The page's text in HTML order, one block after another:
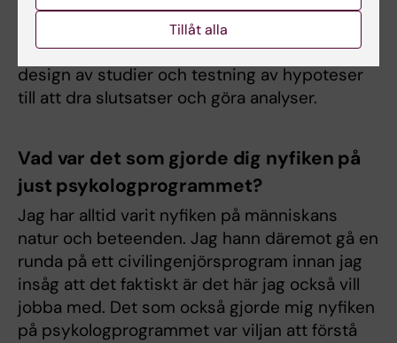
hjälpte oss att förstå all forskning som vi fick
läsa och granska. Utan den hade vi haft svårt
att greppa psykologin som vetenskap, från
design av studier och testning av hypoteser
till att dra slutsatser och göra analyser.
Vad var det som gjorde dig nyfiken på
just psykologprogrammet?
Jag har alltid varit nyfiken på människans
natur och beteenden. Jag hann däremot gå en
runda på ett civilingenjörsprogram innan jag
insåg att det faktiskt är det här jag också vill
jobba med. Det som också gjorde mig nyfiken
på psykologprogrammet var viljan att förstå
Tillåt alla